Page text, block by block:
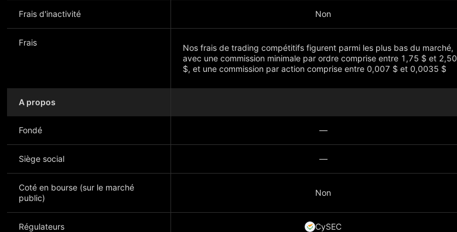
Frais d'inactivité Non
Frais
Nos frais de trading compétitifs figurent parmi les plus bas du marché,
avec une commission minimale par ordre comprise entre 1,75 $ et 2,50
$, et une commission par action comprise entre 0,007 $ et 0,0035 $
Montrer plus
A propos
Fondé —
Siège social —
Coté en bourse (sur le marché
public)
Non
Régulateurs CySEC